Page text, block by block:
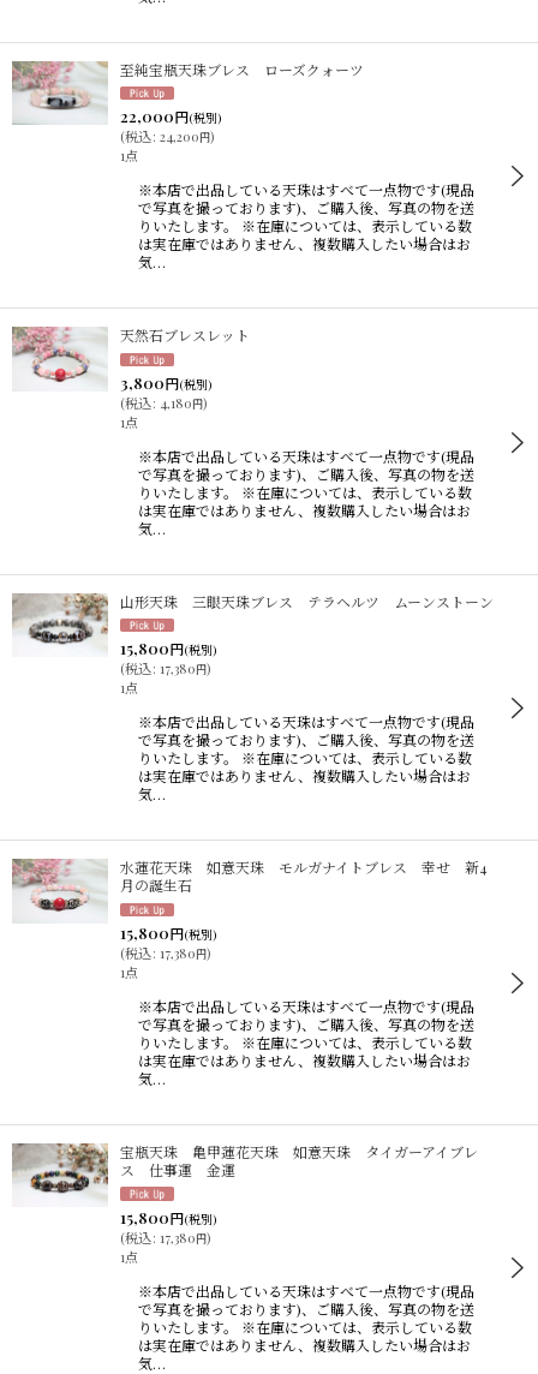
至純宝瓶天珠ブレス ローズクォーツ
22,000円(税別)
(税込: 24,200円)
1点
※本店で出品している天珠はすべて一点物です(現品
で写真を撮っております)、ご購入後、写真の物を送
りいたします。 ※在庫については、表示している数
は実在庫ではありません、複数購入したい場合はお
気…
天然石ブレスレット
3,800円(税別)
(税込: 4,180円)
1点
※本店で出品している天珠はすべて一点物です(現品
で写真を撮っております)、ご購入後、写真の物を送
りいたします。 ※在庫については、表示している数
は実在庫ではありません、複数購入したい場合はお
気…
山形天珠 三眼天珠ブレス テラヘルツ ムーンストーン
15,800円(税別)
(税込: 17,380円)
1点
※本店で出品している天珠はすべて一点物です(現品
で写真を撮っております)、ご購入後、写真の物を送
りいたします。 ※在庫については、表示している数
は実在庫ではありません、複数購入したい場合はお
気…
水蓮花天珠 如意天珠 モルガナイトブレス 幸せ 新4
月の誕生石
15,800円(税別)
(税込: 17,380円)
1点
※本店で出品している天珠はすべて一点物です(現品
で写真を撮っております)、ご購入後、写真の物を送
りいたします。 ※在庫については、表示している数
は実在庫ではありません、複数購入したい場合はお
気…
宝瓶天珠 亀甲蓮花天珠 如意天珠 タイガーアイブレ
ス 仕事運 金運
15,800円(税別)
(税込: 17,380円)
1点
※本店で出品している天珠はすべて一点物です(現品
で写真を撮っております)、ご購入後、写真の物を送
りいたします。 ※在庫については、表示している数
は実在庫ではありません、複数購入したい場合はお
気…